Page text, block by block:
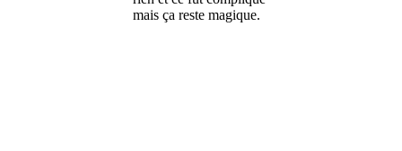
mais ça reste magique.